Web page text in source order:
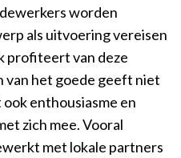
worden
als uitvoering vereisen
profiteert van deze
het goede geeft niet
enthousiasme en
zich mee. Vooral
met lokale partners